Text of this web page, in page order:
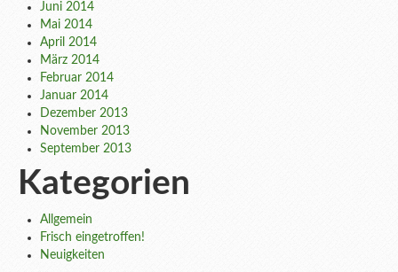
Juni 2014
Mai 2014
April 2014
März 2014
Februar 2014
Januar 2014
Dezember 2013
November 2013
September 2013
Kategorien
Allgemein
Frisch eingetroffen!
Neuigkeiten